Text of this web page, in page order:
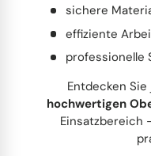
sichere
effiziente
professionelle
Entdecken
hochwertigen
Einsatzbereich